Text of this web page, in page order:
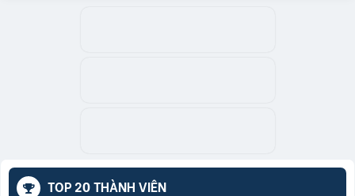
TOP 20 THÀNH VIÊN